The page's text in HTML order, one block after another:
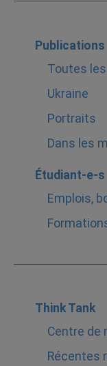
Publications
Toutes
Ukraine
Portraits
Dans les
Étudiant-e-s
Emplois,
Think Tank
Centre de
Récentes